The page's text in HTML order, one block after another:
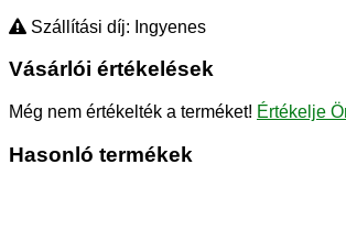
Szállítási díj: Ingyenes
Vásárlói értékelések
Még nem értékelték a terméket! Értékelje
Hasonló termékek